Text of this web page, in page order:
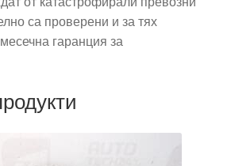
са проверени и за тях
гаранция за